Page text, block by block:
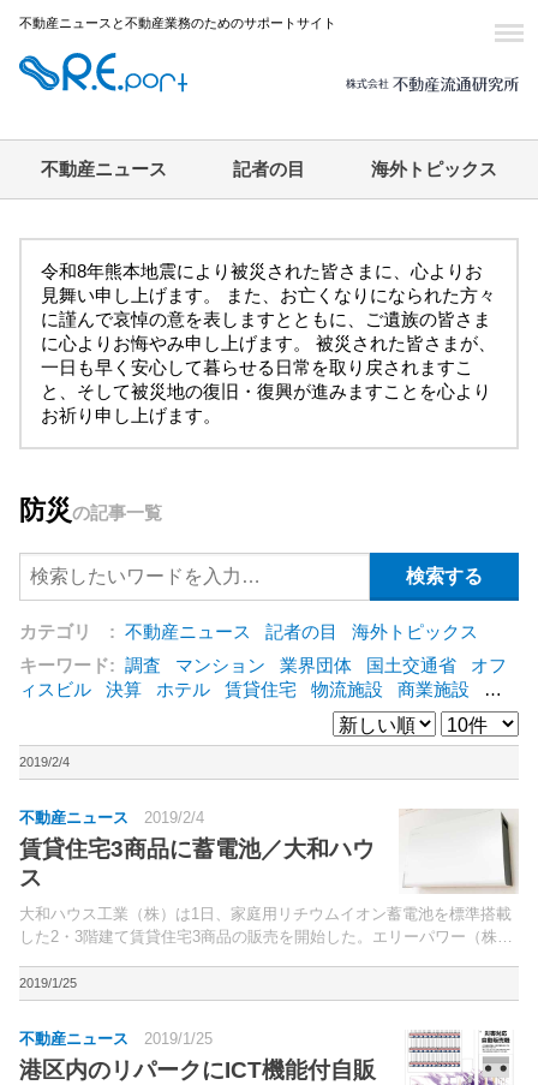
不動産ニュースと不動産業務のためのサポートサイト
不動産ニュース 記者の目 海外トピックス
令和8年熊本地震により被災された皆さまに、心よりお
見舞い申し上げます。 また、お亡くなりになられた方々
に謹んで哀悼の意を表しますとともに、ご遺族の皆さま
に心よりお悔やみ申し上げます。 被災された皆さまが、
一日も早く安心して暮らせる日常を取り戻されますこ
と、そして被災地の復旧・復興が進みますことを心より
お祈り申し上げます。
防災の記事一覧
カテゴリ : 不動産ニュース 記者の目
海外トピックス
キーワード: 調査 マンション 業界団体 国土交通省
オフ
ィスビル
決算 ホテル 賃貸住宅 物流施設 商業施設
海
東急不動産 賃料
ア
野村不動産 ZEH [+]
2019/2/4
不動産ニュース 2019/2/4
賃貸住宅3商品に蓄電池／大和ハウ
ス
大和ハウス工業（株）は1日、家庭用リチウムイオン蓄電池を標準搭載
した2・3階建て賃貸住宅3商品の販売を開始した。エリーパワー（株）
レ・ヘヤ）」（1.3kWh）を標準搭載す...
2019/1/25
不動産ニュース 2019/1/25
港区内のリパークにICT機能付自販